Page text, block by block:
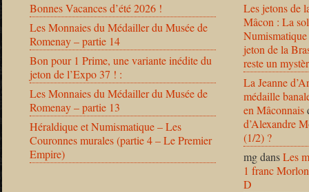
Bonnes Vacances d’été 2026 !
Les Monnaies du Médailler du Musée de
Romenay – partie 14
Bon pour 1 Prime, une variante inédite du
jeton de l’Expo 37 ! :
Les Monnaies du Médailler du Musée de
Romenay – partie 13
Héraldique et Numismatique – Les
Couronnes murales (partie 4 – Le Premier
Empire)
Les jetons de
Mâcon : La
jeton de la
reste un
La Jeanne
médaille
en Mâconnais
d’Alexandre
(1/2) ?
mgdansLes
1 franc
D